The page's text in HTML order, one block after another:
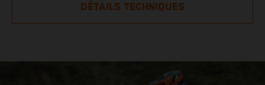
DÉTAILS TECHNIQUES